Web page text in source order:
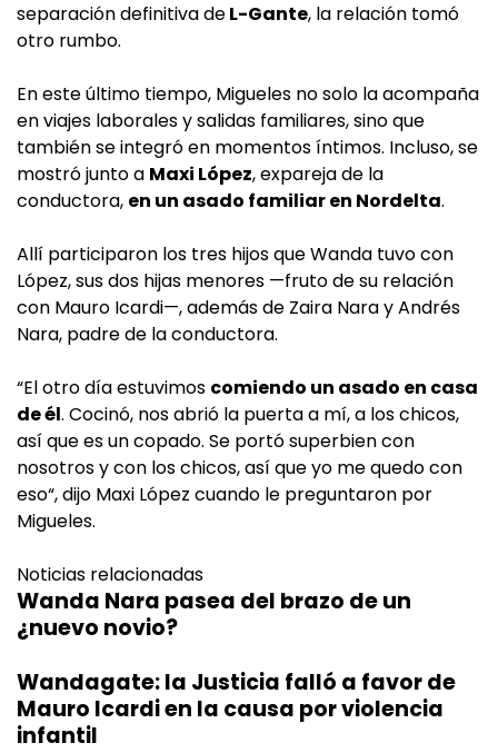
separación definitiva deL-Gante, la relación tomó
otro rumbo.
En este último tiempo, Migueles no solo la acompaña
en viajes laborales y salidas familiares, sino que
también se integró en momentos íntimos. Incluso, se
mostró junto a Maxi López, expareja de la
conductora, en un asado familiar en Nordelta.
Allí participaron los tres hijos que Wanda tuvo con
López, sus dos hijas menores —fruto de su relación
con Mauro Icardi—, además de Zaira Nara y Andrés
Nara, padre de la conductora.
“El otro día estuvimos comiendo un asado en casa
de él. Cocinó, nos abrió la puerta a mí, a los chicos,
así que es un copado. Se portó superbien con
nosotros y con los chicos, así que yo me quedo con
eso“, dijo Maxi López cuando le preguntaron por
Migueles.
Noticias relacionadas
Wanda Nara pasea del brazo de un
¿nuevo novio?
Wandagate: la Justicia falló a favor de
Mauro Icardi en la causa por violencia
infantil